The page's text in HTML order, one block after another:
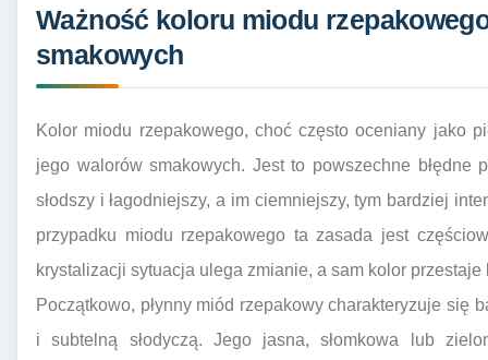
Ważność koloru miodu
smakowych
Kolor miodu rzepakowego, choć często oceniany jako
jego walorów smakowych. Jest to powszechne błędne
słodszy i łagodniejszy, a im ciemniejszy, tym bardziej
przypadku miodu rzepakowego ta zasada jest
krystalizacji sytuacja ulega zmianie, a sam kolor
Początkowo, płynny miód rzepakowy charakteryzuje się
i subtelną słodyczą. Jego jasna, słomkowa lub